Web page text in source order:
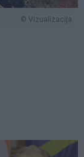
© Vizualizacija